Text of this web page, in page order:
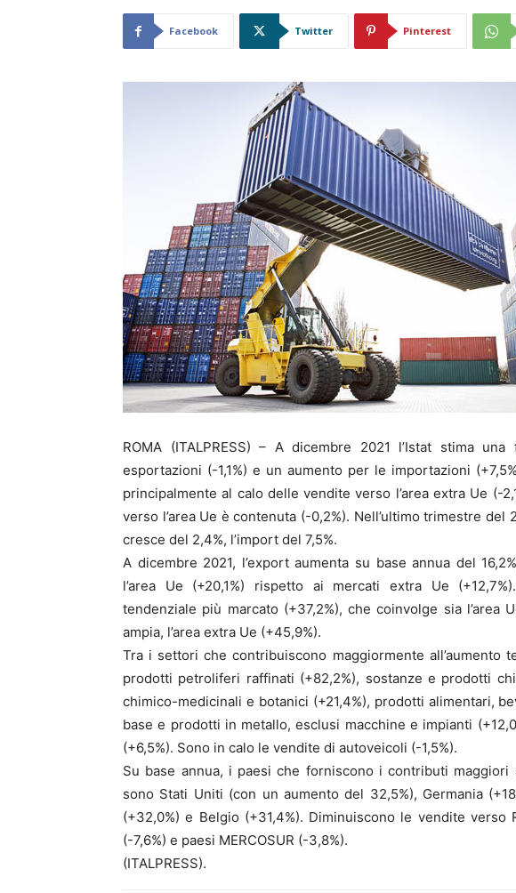
Facebook Twitter Pinterest
ROMA (ITALPRESS) – A dicembre 2021 l’Istat stima
esportazioni (-1,1%) e un aumento per le importazioni
principalmente al calo delle vendite verso l’area extra Ue (-
verso l’area Ue è contenuta (-0,2%). Nell’ultimo trimestre del
cresce del 2,4%, l’import del 7,5%.
A dicembre 2021, l’export aumenta su base annua del
l’area Ue (+20,1%) rispetto ai mercati extra Ue
tendenziale più marcato (+37,2%), che coinvolge sia l’area
ampia, l’area extra Ue (+45,9%).
Tra i settori che contribuiscono maggiormente all’aumento
prodotti petroliferi raffinati (+82,2%), sostanze e prodotti
chimico-medicinali e botanici (+21,4%), prodotti alimentari,
base e prodotti in metallo, esclusi macchine e impianti
(+6,5%). Sono in calo le vendite di autoveicoli (-1,5%).
Su base annua, i paesi che forniscono i contributi maggiori
sono Stati Uniti (con un aumento del 32,5%), Germania
(+32,0%) e Belgio (+31,4%). Diminuiscono le vendite verso
(-7,6%) e paesi MERCOSUR (-3,8%).
(ITALPRESS).